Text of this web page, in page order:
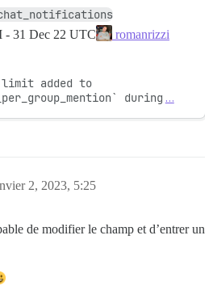
- 31 Dec 22 UTC
romanrizzi
limit added to
during …
2, 2023, 5:25
de modifier le champ et d’entrer un